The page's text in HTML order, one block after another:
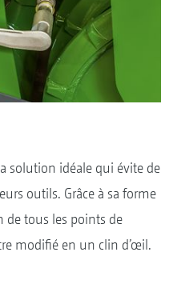
solution idéale qui évite de
outils. Grâce à sa forme
de tous les points de
modifié en un clin d’œil.